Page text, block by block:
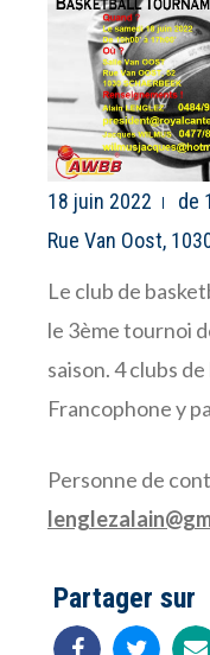
18 juin 2022
de
Rue Van Oost,
Le club de
le 3ème tournoi
saison. 4 clubs
Francophone y
Personne de
Partager sur